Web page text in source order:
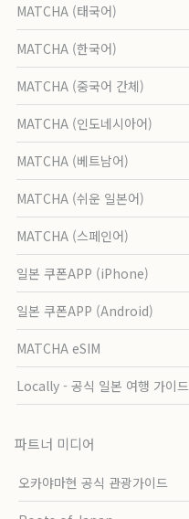
MATCHA (태국어)
MATCHA (한국어)
MATCHA (중국어 간체)
MATCHA (인도네시아어)
MATCHA (베트남어)
MATCHA (쉬운 일본어)
MATCHA (스페인어)
일본 쿠폰APP (iPhone)
일본 쿠폰APP (Android)
MATCHA eSIM
Locally - 공식 일본 여행 가이드
파트너 미디어
오카야마현 공식 관광가이드